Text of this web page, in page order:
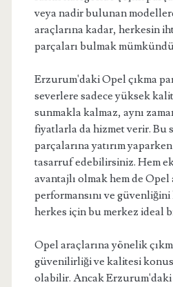
veya nadir bulunan
araçlarına kadar, herkesin
parçaları bulmak
Erzurum'daki Opel çıkma
severlere sadece yüksek
sunmakla kalmaz, aynı
fiyatlarla da hizmet verir. Bu
parçalarına yatırım
tasarruf edebilirsiniz. Hem
avantajlı olmak hem de Opel
performansını ve
herkes için bu merkez ideal
Opel araçlarına yönelik
güvenilirliği ve kalitesi
olabilir. Ancak Erzurum'daki